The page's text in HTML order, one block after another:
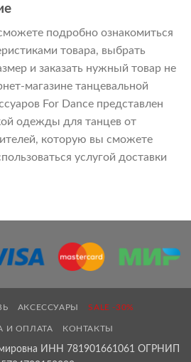
подробно ознакомиться
товара, выбрать
и заказать нужный товар не
магазине танцевальной
For Dance представлен
одежды для танцев от
которую вы сможете
услугой доставки
АКСЕССУАРЫ SALE -30%
И ОПЛАТА КОНТАКТЫ
ИНН 781901661061 ОГРНИП